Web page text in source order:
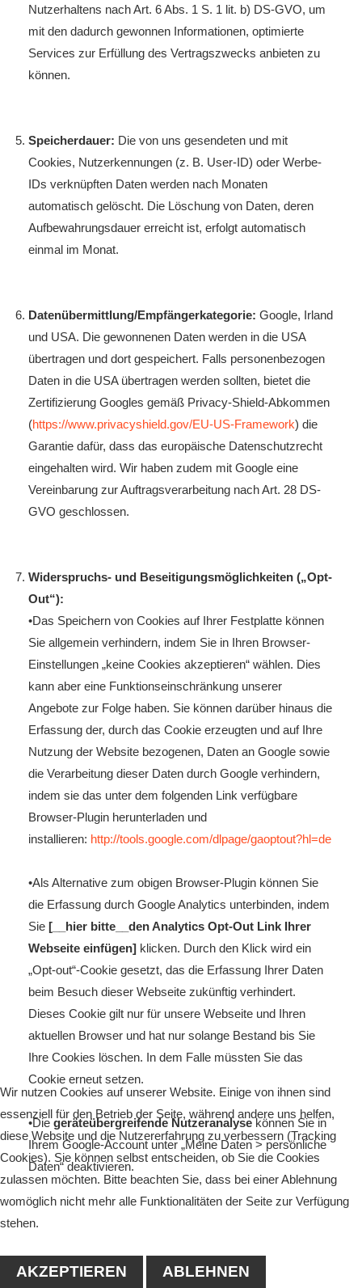
Nutzerhaltens nach Art. 6 Abs. 1 S. 1 lit. b) DS-GVO, um
mit den dadurch gewonnen Informationen, optimierte
Services zur Erfüllung des Vertragszwecks anbieten zu
können.
Speicherdauer: Die von uns gesendeten und mit
Cookies, Nutzerkennungen (z. B. User-ID) oder Werbe-
IDs verknüpften Daten werden nach Monaten
automatisch gelöscht. Die Löschung von Daten, deren
Aufbewahrungsdauer erreicht ist, erfolgt automatisch
einmal im Monat.
Datenübermittlung/Empfängerkategorie: Google, Irland
und USA. Die gewonnenen Daten werden in die USA
übertragen und dort gespeichert. Falls personenbezogen
Daten in die USA übertragen werden sollten, bietet die
Zertifizierung Googles gemäß Privacy-Shield-Abkommen
(https://www.privacyshield.gov/EU-US-Framework) die
Garantie dafür, dass das europäische Datenschutzrecht
eingehalten wird. Wir haben zudem mit Google eine
Vereinbarung zur Auftragsverarbeitung nach Art. 28 DS-
GVO geschlossen.
Widerspruchs- und Beseitigungsmöglichkeiten („Opt-
Out“):
•Das Speichern von Cookies auf Ihrer Festplatte können
Sie allgemein verhindern, indem Sie in Ihren Browser-
Einstellungen „keine Cookies akzeptieren“ wählen. Dies
kann aber eine Funktionseinschränkung unserer
Angebote zur Folge haben. Sie können darüber hinaus die
Erfassung der, durch das Cookie erzeugten und auf Ihre
Nutzung der Website bezogenen, Daten an Google sowie
die Verarbeitung dieser Daten durch Google verhindern,
indem sie das unter dem folgenden Link verfügbare
Browser-Plugin herunterladen und
installieren: http://tools.google.com/dlpage/gaoptout?hl=de
•Als Alternative zum obigen Browser-Plugin können Sie
die Erfassung durch Google Analytics unterbinden, indem
Sie [__hier bitte__den Analytics Opt-Out Link Ihrer
Webseite einfügen] klicken. Durch den Klick wird ein
„Opt-out“-Cookie gesetzt, das die Erfassung Ihrer Daten
beim Besuch dieser Webseite zukünftig verhindert.
Dieses Cookie gilt nur für unsere Webseite und Ihren
aktuellen Browser und hat nur solange Bestand bis Sie
Ihre Cookies löschen. In dem Falle müssten Sie das
Cookie erneut setzen.
•Diegeräteübergreifende Nutzeranalysekönnen Sie in
Ihrem Google-Account unter „Meine Daten > persönliche
Daten“ deaktivieren.
Google Maps
Wir nutzen Cookies auf unserer Website. Einige von ihnen sind
essenziell für den Betrieb der Seite, während andere uns helfen,
diese Website und die Nutzererfahrung zu verbessern (Tracking
Cookies). Sie können selbst entscheiden, ob Sie die Cookies
zulassen möchten. Bitte beachten Sie, dass bei einer Ablehnung
womöglich nicht mehr alle Funktionalitäten der Seite zur Verfügung
stehen.
AKZEPTIEREN ABLEHNEN